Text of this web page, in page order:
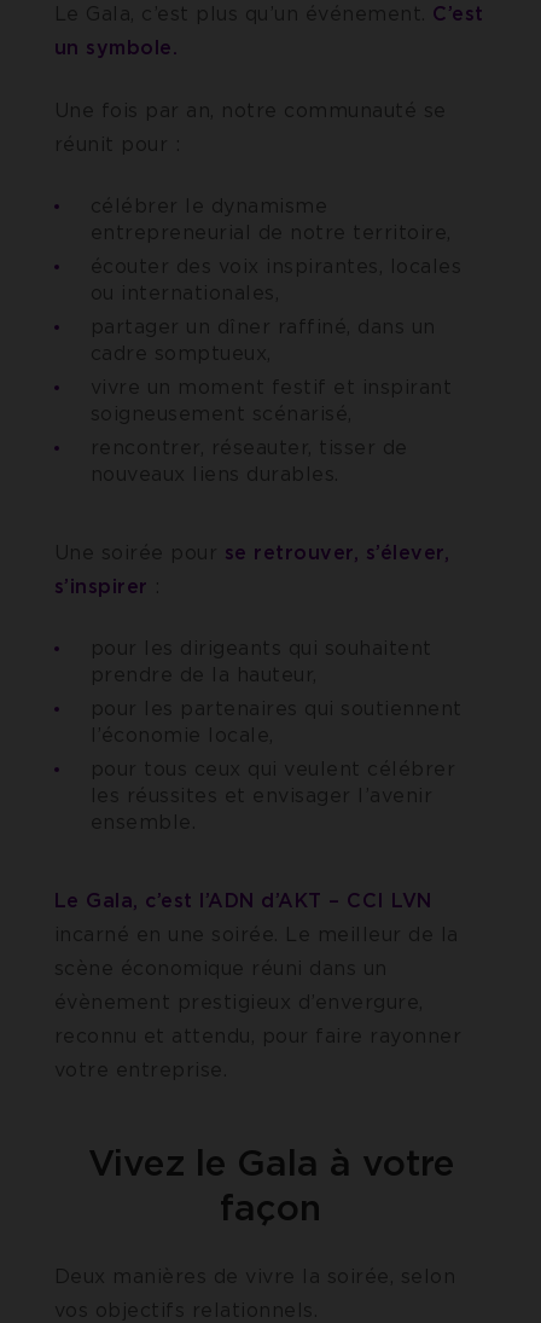
Le Gala, c’est plus qu’un événement. C’est
un symbole.
Une fois par an, notre communauté se
réunit pour :
célébrer le dynamisme
entrepreneurial de notre territoire,
écouter des voix inspirantes, locales
ou internationales,
partager un dîner raffiné, dans un
cadre somptueux,
vivre un moment festif et inspirant
soigneusement scénarisé,
rencontrer, réseauter, tisser de
nouveaux liens durables.
Une soirée pour se retrouver, s’élever,
s’inspirer :
pour les dirigeants qui souhaitent
prendre de la hauteur,
pour les partenaires qui soutiennent
l’économie locale,
pour tous ceux qui veulent célébrer
les réussites et envisager l’avenir
ensemble.
Le Gala, c’est l’ADN d’AKT – CCI LVN
incarné en une soirée. Le meilleur de la
scène économique réuni dans un
évènement prestigieux d’envergure,
reconnu et attendu, pour faire rayonner
votre entreprise.
Vivez le Gala à votre
façon
Deux manières de vivre la soirée, selon
vos objectifs relationnels.